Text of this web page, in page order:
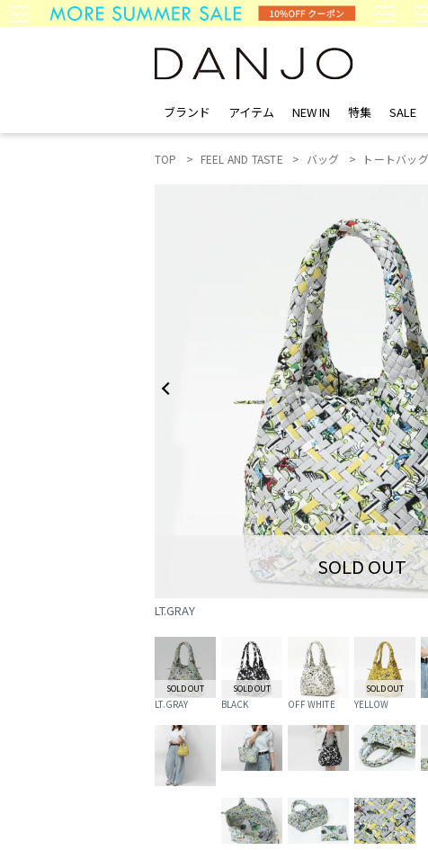
ブランド アイテム NEW IN 特集 SALE
TOP FEEL AND TASTE バッグ トートバッグ
SOLD OUT
LT.GRAY
SOLD OUT
LT.GRAY
SOLD OUT
BLACK OFF WHITE
SOLD OUT
YELLOW